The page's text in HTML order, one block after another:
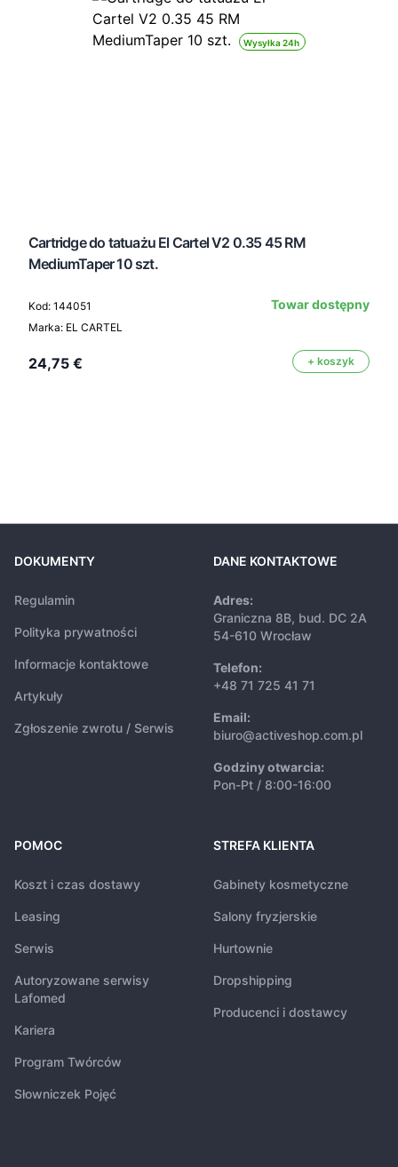
Wysyłka 24h
Cartridge do tatuażu El Cartel V2 0.35 45 RM
MediumTaper 10 szt.
Kod: 144051
Marka: EL CARTEL
Towar dostępny
24,75 € + koszyk
DOKUMENTY
Regulamin
Polityka prywatności
Informacje kontaktowe
Artykuły
Zgłoszenie zwrotu / Serwis
DANE KONTAKTOWE
Adres:
Graniczna 8B, bud. DC 2A
54-610 Wrocław
Telefon:
+48 71 725 41 71
Email:
biuro@activeshop.com.pl
Godziny otwarcia:
Pon-Pt / 8:00-16:00
POMOC
Koszt i czas dostawy
Leasing
Serwis
Autoryzowane serwisy
Lafomed
Kariera
Program Twórców
Słowniczek Pojęć
STREFA KLIENTA
Gabinety kosmetyczne
Salony fryzjerskie
Hurtownie
Dropshipping
Producenci i dostawcy